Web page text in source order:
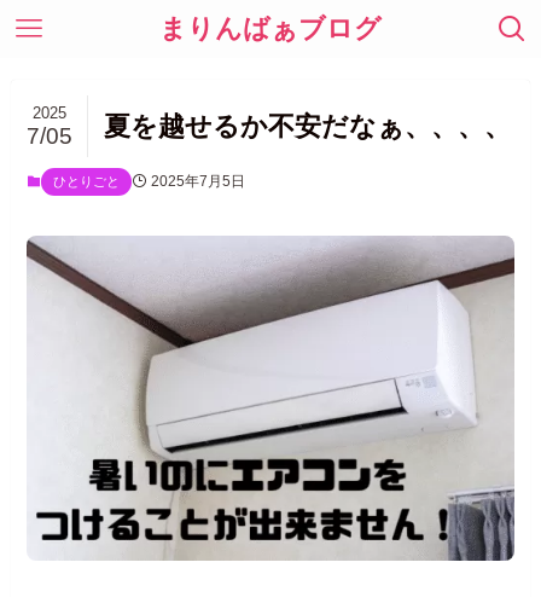
まりんばぁブログ
夏を越せるか不安だなぁ、、、、
2025
7/05
ひとりごと 2025年7月5日